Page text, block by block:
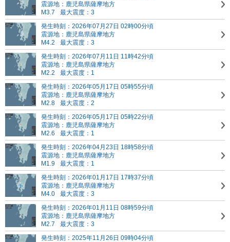
震源地：鹿児島県薩摩地方
M3.7
最大震度：3
発生時刻：2026年07月27日 02時00分頃
震源地：鹿児島県薩摩地方
M4.2
最大震度：3
発生時刻：2026年07月11日 11時42分頃
震源地：鹿児島県薩摩地方
M2.2
最大震度：1
発生時刻：2026年05月17日 05時55分頃
震源地：鹿児島県薩摩地方
M2.8
最大震度：2
発生時刻：2026年05月17日 05時22分頃
震源地：鹿児島県薩摩地方
M2.6
最大震度：1
発生時刻：2026年04月23日 18時58分頃
震源地：鹿児島県薩摩地方
M1.9
最大震度：1
発生時刻：2026年01月17日 17時37分頃
震源地：鹿児島県薩摩地方
M4.0
最大震度：3
発生時刻：2026年01月11日 08時59分頃
震源地：鹿児島県薩摩地方
M2.7
最大震度：3
発生時刻：2025年11月26日 09時04分頃